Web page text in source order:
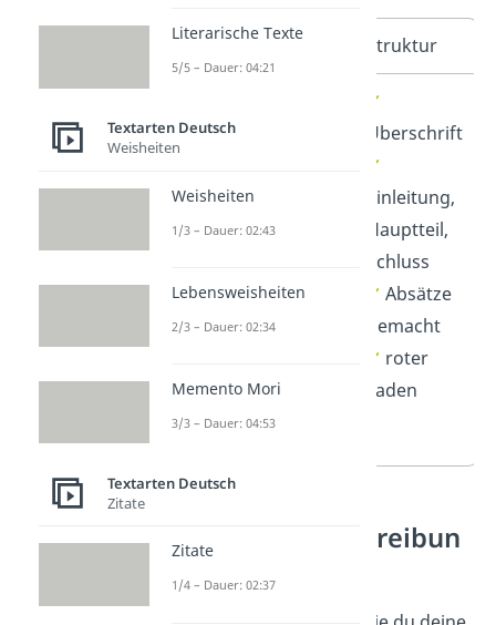
Sprache Struktur
Präteritum
Rede
✓Gefühle und
✓Adjektive
✓
✓ verschiedene
Satzanfänge
✓
Überschrift
✓
Einleitung,
Hauptteil,
Schluss
✓ Absätze
gemacht
✓ roter
Faden
Vorgangsbeschreibun
Literarische Texte
5/5 – Dauer: 04:21
Textarten Deutsch
Weisheiten
Weisheiten
1/3 – Dauer: 02:43
Lebensweisheiten
2/3 – Dauer: 02:34
Memento Mori
3/3 – Dauer: 04:53
Textarten Deutsch
Zitate
Zitate
1/4 – Dauer: 02:37